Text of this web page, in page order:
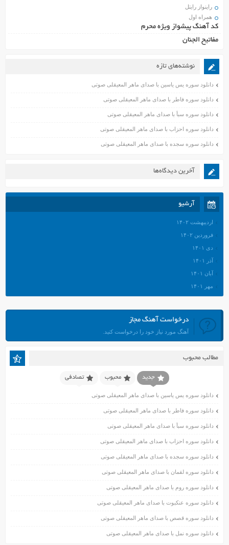
راینواز رایتل
همراه اول
کد آهنگ پیشواز ویژه محرم
مفاتیح الجنان
نوشته‌های تازه
دانلود سوره یس یاسین با صدای ماهر المعیقلی صوتی
دانلود سوره فاطر با صدای ماهر المعیقلی صوتی
دانلود سوره سبأ با صدای ماهر المعیقلی صوتی
دانلود سوره احزاب با صدای ماهر المعیقلی صوتی
دانلود سوره سجده با صدای ماهر المعیقلی صوتی
آخرین دیدگاه‌ها
آرشیو
اردیبهشت ۱۴۰۲
فروردین ۱۴۰۲
دی ۱۴۰۱
آذر ۱۴۰۱
آبان ۱۴۰۱
مهر ۱۴۰۱
مرداد ۱۴۰۱
تیر ۱۴۰۱
فروردین ۱۴۰۱
آذر ۱۴۰۰
آبان ۱۴۰۰
اسفند ۱۳۹۹
آبان ۱۳۹۹
مهر ۱۳۹۹
مرداد ۱۳۹۹
درخواست آهنگ مجاز
آهنگ مورد نیاز خود را درخواست کنید.
مطالب محبوب
جدید محبوب تصادفی
دانلود سوره یس یاسین با صدای ماهر المعیقلی صوتی
دانلود سوره فاطر با صدای ماهر المعیقلی صوتی
دانلود سوره سبأ با صدای ماهر المعیقلی صوتی
دانلود سوره احزاب با صدای ماهر المعیقلی صوتی
دانلود سوره سجده با صدای ماهر المعیقلی صوتی
دانلود سوره لقمان با صدای ماهر المعیقلی صوتی
دانلود سوره روم با صدای ماهر المعیقلی صوتی
دانلود سوره عنکبوت با صدای ماهر المعیقلی صوتی
دانلود سوره قصص با صدای ماهر المعیقلی صوتی
دانلود سوره نمل با صدای ماهر المعیقلی صوتی